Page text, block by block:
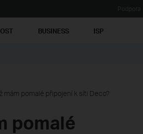
BUSINESS ISP
mám pomalé připojení k síti Deco?
pomalé